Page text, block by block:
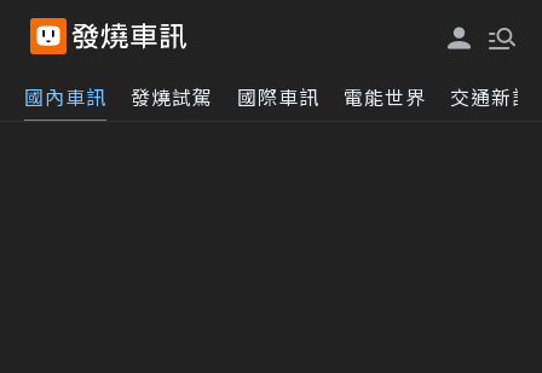
國內車訊 發燒試駕 國際車訊 電能世界 交通新訊